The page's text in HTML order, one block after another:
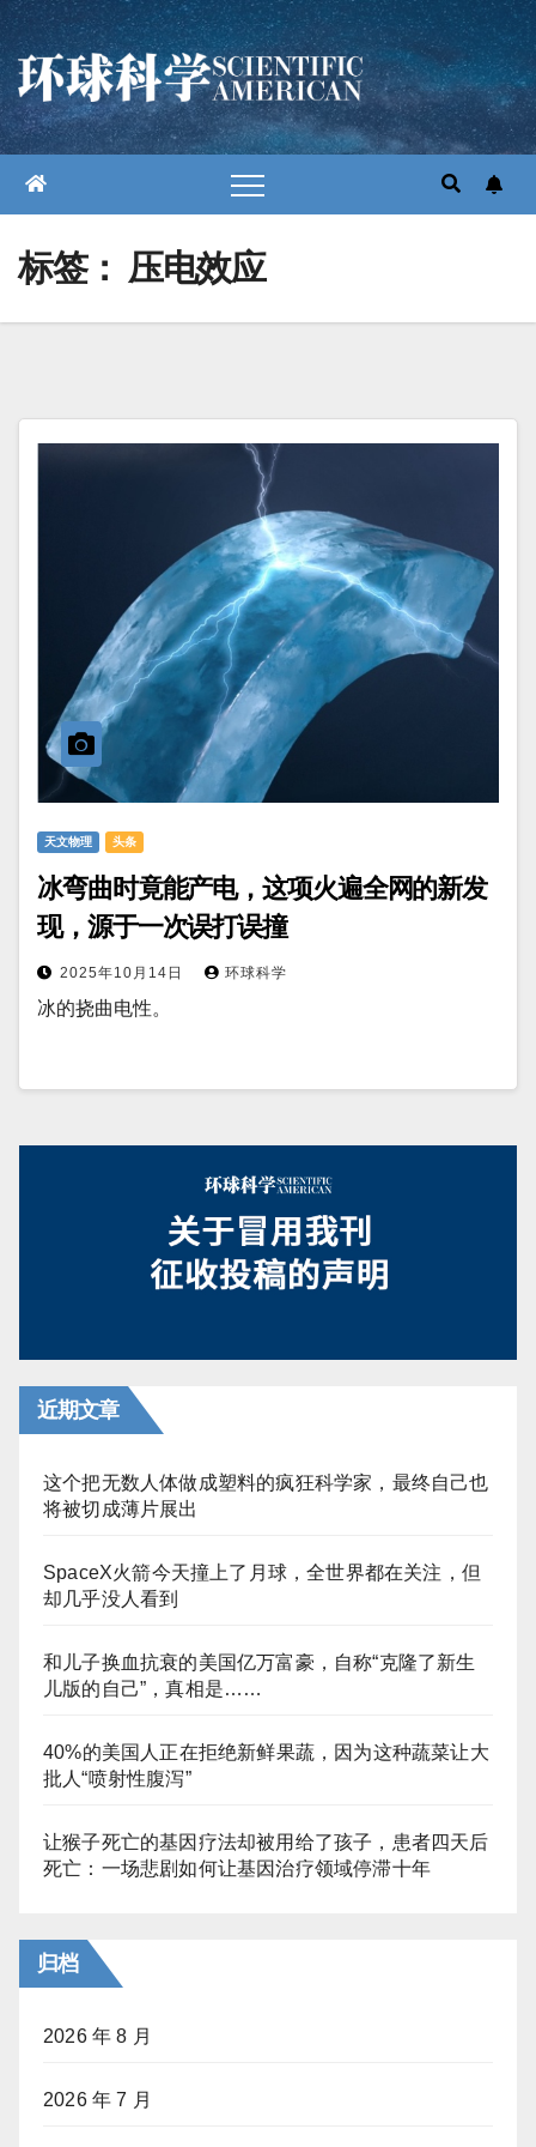
跳
至
内
容
标签： 压电效应
天文物理 头条
冰弯曲时竟能产电，这项火遍全网的新发
现，源于一次误打误撞
2025年10月14日 环球科学
冰的挠曲电性。
近期文章
这个把无数人体做成塑料的疯狂科学家，最终自己也
将被切成薄片展出
SpaceX火箭今天撞上了月球，全世界都在关注，但
却几乎没人看到
和儿子换血抗衰的美国亿万富豪，自称“克隆了新生
儿版的自己”，真相是……
40%的美国人正在拒绝新鲜果蔬，因为这种蔬菜让大
批人“喷射性腹泻”
让猴子死亡的基因疗法却被用给了孩子，患者四天后
死亡：一场悲剧如何让基因治疗领域停滞十年
归档
2026 年 8 月
2026 年 7 月